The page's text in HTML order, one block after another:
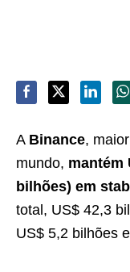
A Binance,
mundo, mantém
bilhões) em
total, US$ 42,3
US$ 5,2 bilhões